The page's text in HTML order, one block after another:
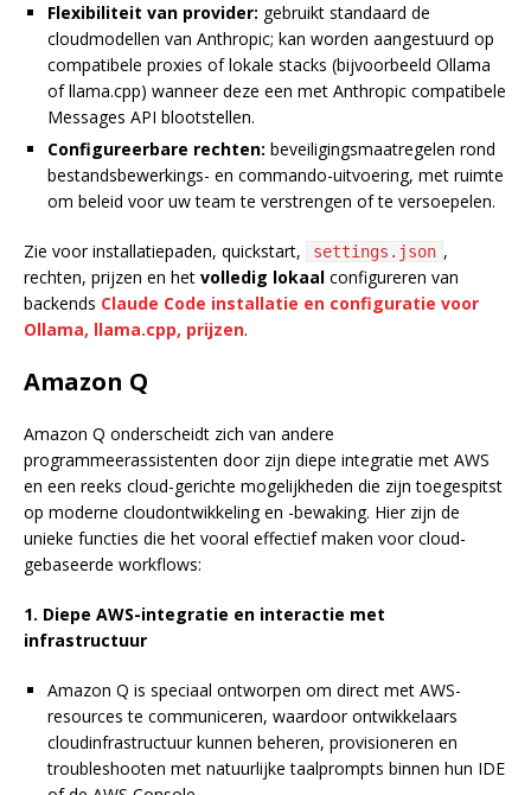
Flexibiliteit van provider: gebruikt standaard de
cloudmodellen van Anthropic; kan worden aangestuurd op
compatibele proxies of lokale stacks (bijvoorbeeld Ollama
of llama.cpp) wanneer deze een met Anthropic compatibele
Messages API blootstellen.
Configureerbare rechten: beveiligingsmaatregelen rond
bestandsbewerkings- en commando-uitvoering, met ruimte
om beleid voor uw team te verstrengen of te versoepelen.
Zie voor installatiepaden, quickstart, settings.json ,
rechten, prijzen en het volledig lokaal configureren van
backends Claude Code installatie en configuratie voor
Ollama, llama.cpp, prijzen.
Amazon Q
Amazon Q onderscheidt zich van andere
programmeerassistenten door zijn diepe integratie met AWS
en een reeks cloud-gerichte mogelijkheden die zijn toegespitst
op moderne cloudontwikkeling en -bewaking. Hier zijn de
unieke functies die het vooral effectief maken voor cloud-
gebaseerde workflows:
1. Diepe AWS-integratie en interactie met
infrastructuur
Amazon Q is speciaal ontworpen om direct met AWS-
resources te communiceren, waardoor ontwikkelaars
cloudinfrastructuur kunnen beheren, provisioneren en
troubleshooten met natuurlijke taalprompts binnen hun IDE